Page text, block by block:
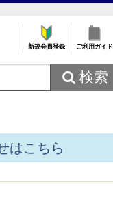
新規会員登録 ご利用ガイド
 検索
はこちら